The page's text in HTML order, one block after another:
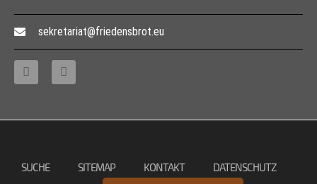
sekretariat@friedensbrot.eu
SUCHE SITEMAP KONTAKT DATENSCHUTZ